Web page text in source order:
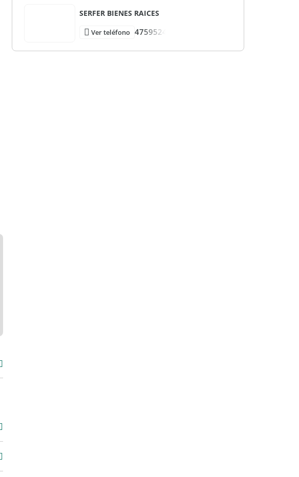
SERFER BIENES RAICES
Ver teléfono 4759524